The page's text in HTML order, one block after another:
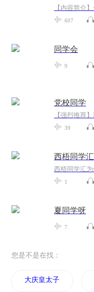
607
同学会
9
党校同学
39
西梧同学汇
1
夏同学呀
7
您是不是在找：
大庆皇太子